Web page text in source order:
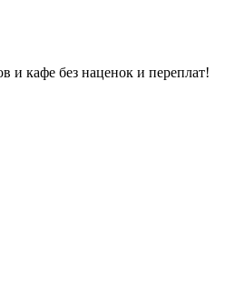
и кафе без наценок и переплат!